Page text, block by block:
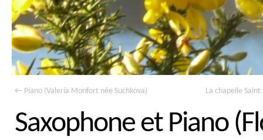
← Piano (Valeria Monfort née Suchkova) La chapelle
Saxophone et Piano